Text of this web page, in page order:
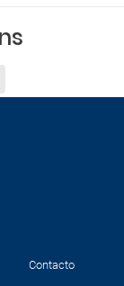
Contacto